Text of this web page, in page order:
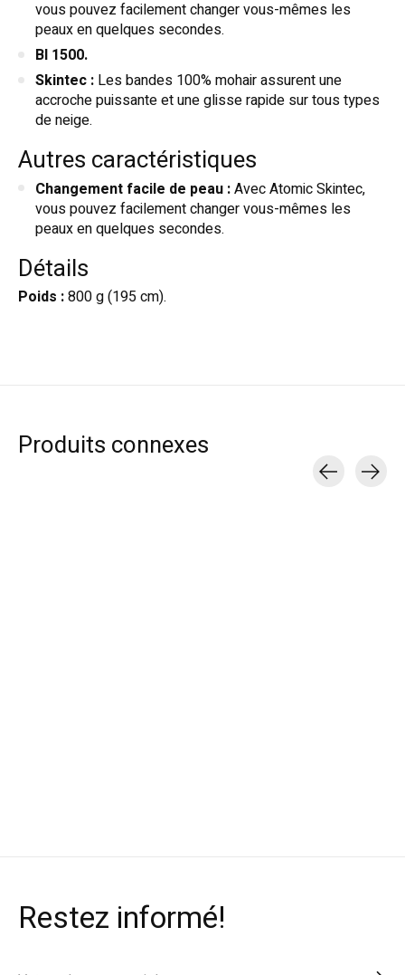
vous pouvez facilement changer vous-mêmes les
peaux en quelques secondes.
BI 1500.
Skintec : Les bandes 100% mohair assurent une
accroche puissante et une glisse rapide sur tous types
de neige.
Autres caractéristiques
Changement facile de peau :Avec Atomic Skintec,
vous pouvez facilement changer vous-mêmes les
peaux en quelques secondes.
Détails
Poids :800 g (195 cm).
Produits connexes
Restez informé!